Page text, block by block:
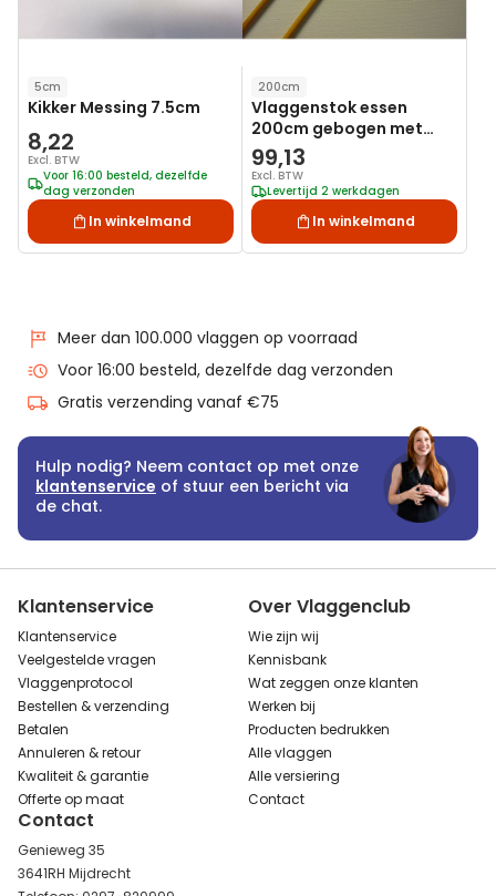
5cm
Kikker Messing 7.5cm
8,22
Excl. BTW
Voor 16:00 besteld, dezelfde
dag verzonden
In winkelmand
200cm
Vlaggenstok essen
200cm gebogen met
sierknop
99,13
Excl. BTW
Levertijd 2 werkdagen
In winkelmand
Meer dan 100.000 vlaggen op voorraad
Voor 16:00 besteld, dezelfde dag verzonden
Gratis verzending vanaf €75
Hulp nodig? Neem contact op met onze
klantenservice of stuur een bericht via
de chat.
Klantenservice
Klantenservice
Veelgestelde vragen
Vlaggenprotocol
Bestellen & verzending
Betalen
Annuleren & retour
Kwaliteit & garantie
Offerte op maat
Over Vlaggenclub
Wie zijn wij
Kennisbank
Wat zeggen onze klanten
Werken bij
Producten bedrukken
Alle vlaggen
Alle versiering
Contact
Contact
Genieweg 35
3641RH Mijdrecht